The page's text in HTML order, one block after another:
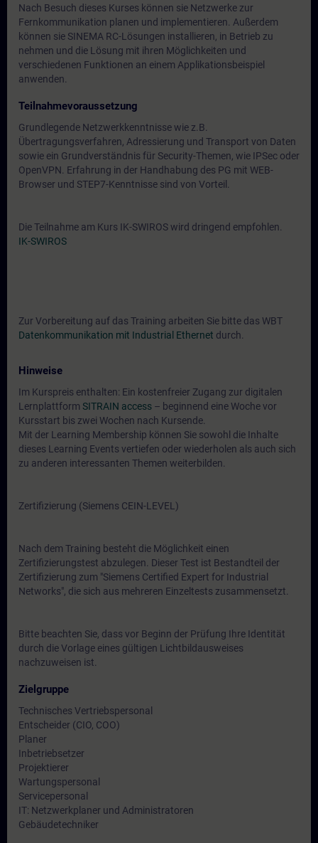
Nach Besuch dieses Kurses können sie Netzwerke zur
Fernkommunikation planen und implementieren. Außerdem
können sie SINEMA RC-Lösungen installieren, in Betrieb zu
nehmen und die Lösung mit ihren Möglichkeiten und
verschiedenen Funktionen an einem Applikationsbeispiel
anwenden.
Teilnahmevoraussetzung
Grundlegende Netzwerkkenntnisse wie z.B.
Übertragungsverfahren, Adressierung und Transport von Daten
sowie ein Grundverständnis für Security-Themen, wie IPSec oder
OpenVPN. Erfahrung in der Handhabung des PG mit WEB-
Browser und STEP7-Kenntnisse sind von Vorteil.
Die Teilnahme am Kurs IK-SWIROS wird dringend empfohlen.
IK-SWIROS
Zur Vorbereitung auf das Training arbeiten Sie bitte das WBT
Datenkommunikation mit Industrial Ethernet durch.
Hinweise
Im Kurspreis enthalten: Ein kostenfreier Zugang zur digitalen
Lernplattform SITRAIN access – beginnend eine Woche vor
Kursstart bis zwei Wochen nach Kursende.
Mit der Learning Membership können Sie sowohl die Inhalte
dieses Learning Events vertiefen oder wiederholen als auch sich
zu anderen interessanten Themen weiterbilden.
Zertifizierung (Siemens CEIN-LEVEL)
Nach dem Training besteht die Möglichkeit einen
Zertifizierungstest abzulegen. Dieser Test ist Bestandteil der
Zertifizierung zum "Siemens Certified Expert for Industrial
Networks", die sich aus mehreren Einzeltests zusammensetzt.
Bitte beachten Sie, dass vor Beginn der Prüfung Ihre Identität
durch die Vorlage eines gültigen Lichtbildausweises
nachzuweisen ist.
Zielgruppe
Technisches Vertriebspersonal
Entscheider (CIO, COO)
Planer
Inbetriebsetzer
Projektierer
Wartungspersonal
Servicepersonal
IT: Netzwerkplaner und Administratoren
Gebäudetechniker